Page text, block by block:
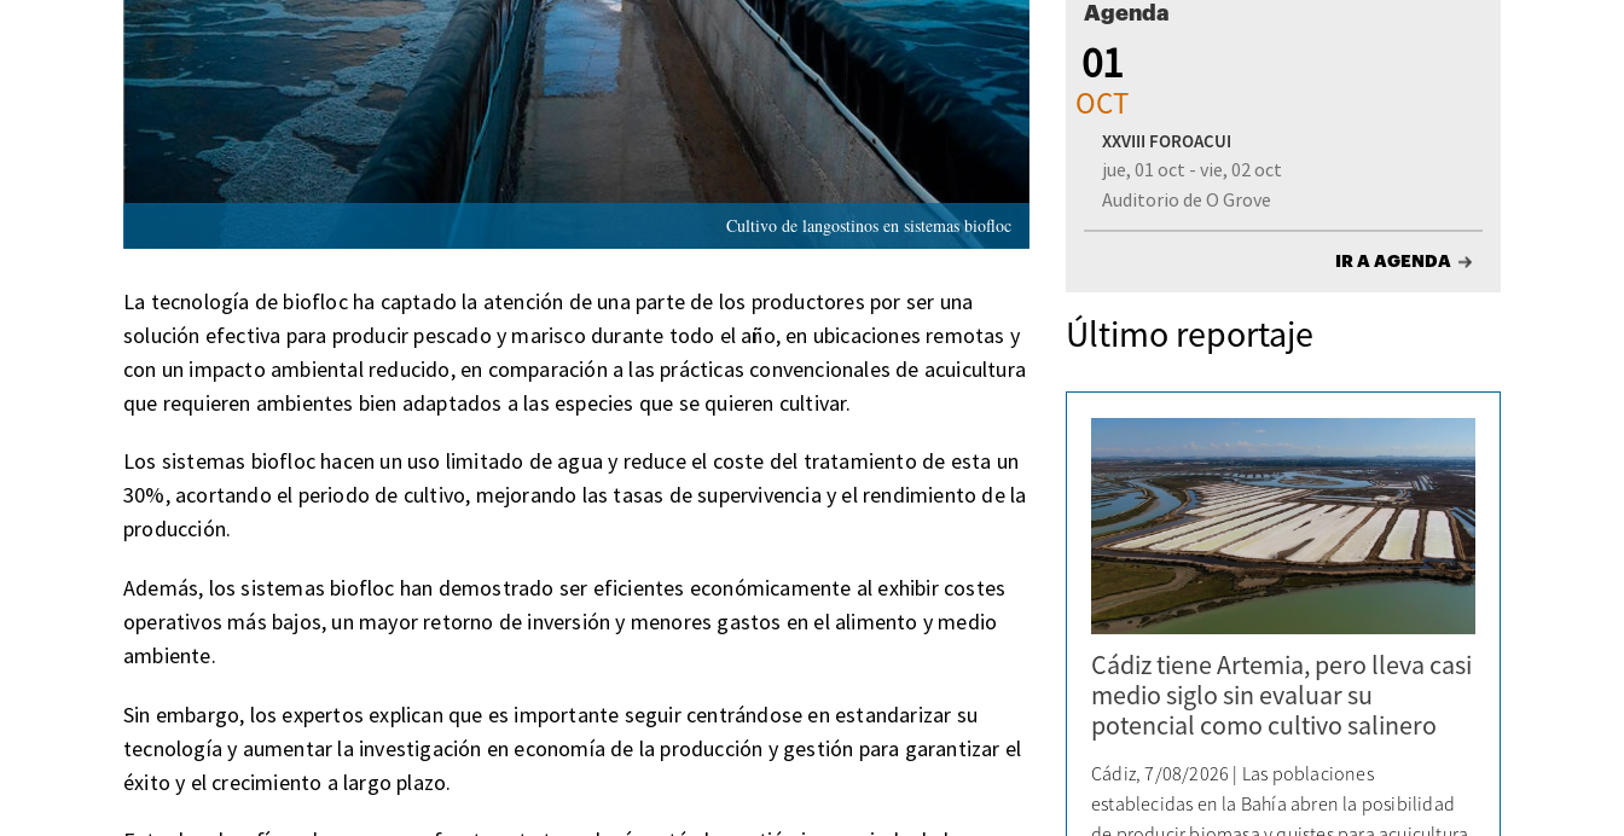
Cultivo de langostinos en sistemas biofloc
La tecnología de biofloc ha captado la atención de una parte de los productores por ser una
solución efectiva para producir pescado y marisco durante todo el año, en ubicaciones remotas y
con un impacto ambiental reducido, en comparación a las prácticas convencionales de acuicultura
que requieren ambientes bien adaptados a las especies que se quieren cultivar.
Los sistemas biofloc hacen un uso limitado de agua y reduce el coste del tratamiento de esta un
30%, acortando el periodo de cultivo, mejorando las tasas de supervivencia y el rendimiento de la
producción.
Además, los sistemas biofloc han demostrado ser eficientes económicamente al exhibir costes
operativos más bajos, un mayor retorno de inversión y menores gastos en el alimento y medio
ambiente.
Sin embargo, los expertos explican que es importante seguir centrándose en estandarizar su
tecnología y aumentar la investigación en economía de la producción y gestión para garantizar el
éxito y el crecimiento a largo plazo.
Agenda
01
OCT
XXVIII FOROACUI
jue, 01 oct - vie, 02 oct
Auditorio de O Grove
IR A AGENDA
Último reportaje
Cádiz tiene Artemia, pero lleva casi
medio siglo sin evaluar su
potencial como cultivo salinero
Cádiz, 7/08/2026 | Las poblaciones
establecidas en la Bahía abren la posibilidad